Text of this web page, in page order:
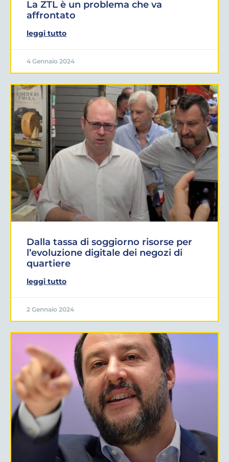
La ZTL è un problema che va
affrontato
leggi tutto
4 Gennaio 2024
Dalla tassa di soggiorno risorse per
l’evoluzione digitale dei negozi di
quartiere
leggi tutto
2 Gennaio 2024